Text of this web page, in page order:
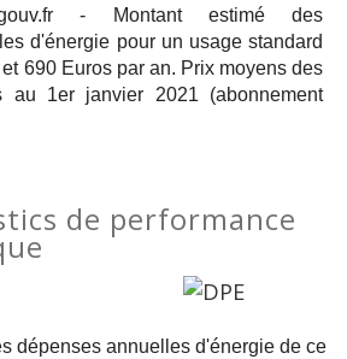
- Montant estimé des
d'énergie pour un usage standard
690 Euros par an. Prix moyens des
au 1er janvier 2021 (abonnement
de performance
dépenses annuelles d'énergie de ce